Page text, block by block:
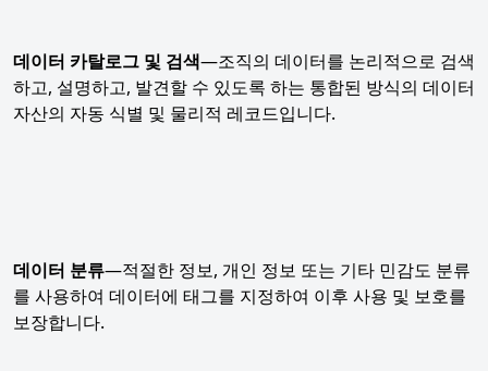
데이터 카탈로그 및 검색—조직의 데이터를 논리적으로 검색
하고, 설명하고, 발견할 수 있도록 하는 통합된 방식의 데이터
자산의 자동 식별 및 물리적 레코드입니다.
데이터 분류—적절한 정보, 개인 정보 또는 기타 민감도 분류
를 사용하여 데이터에 태그를 지정하여 이후 사용 및 보호를
보장합니다.